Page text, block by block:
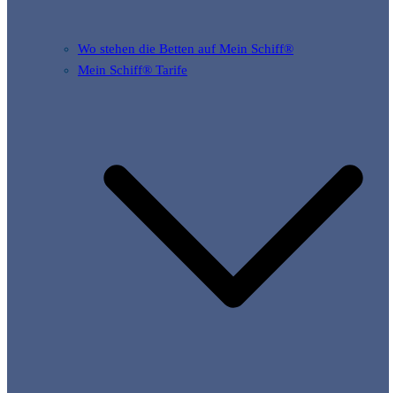
Wo stehen die Betten auf Mein Schiff®
Mein Schiff® Tarife